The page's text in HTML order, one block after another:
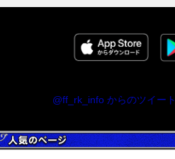
@ff_rk_info からのツイート